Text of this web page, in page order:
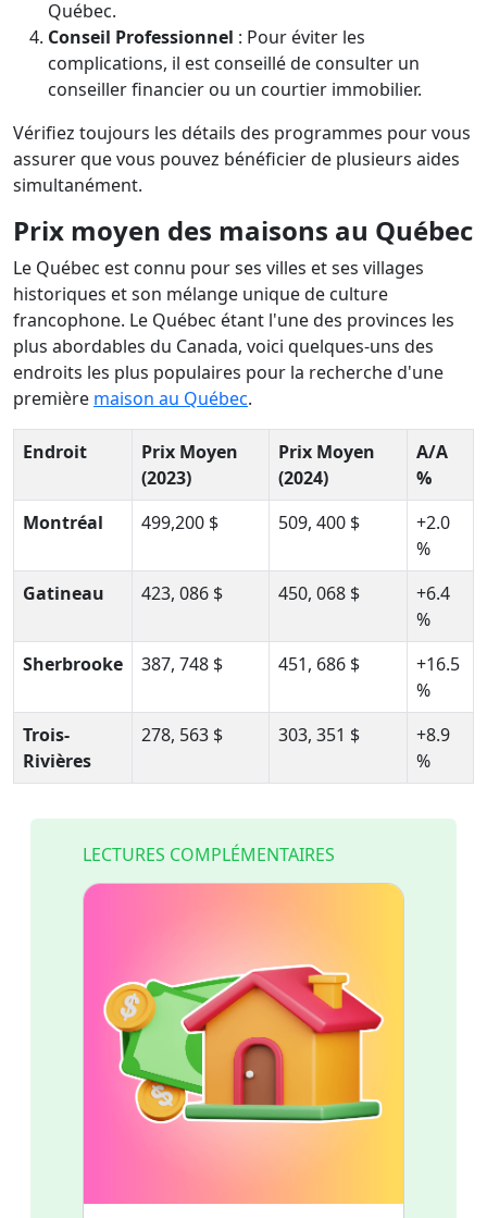
Québec.
Conseil Professionnel : Pour éviter les
complications, il est conseillé de consulter un
conseiller financier ou un courtier immobilier.
Vérifiez toujours les détails des programmes pour vous
assurer que vous pouvez bénéficier de plusieurs aides
simultanément.
Prix moyen des maisons au Québec
Le Québec est connu pour ses villes et ses villages
historiques et son mélange unique de culture
francophone. Le Québec étant l'une des provinces les
plus abordables du Canada, voici quelques-uns des
endroits les plus populaires pour la recherche d'une
première maison au Québec.
Endroit
Prix Moyen
(2023)
Prix Moyen
(2024)
A/A
%
Montréal
499,200 $ 509, 400 $
+2.0
%
Gatineau
423, 086 $ 450, 068 $
+6.4
%
Sherbrooke
387, 748 $ 451, 686 $
+16.5
%
Trois-
Rivières
278, 563 $ 303, 351 $
+8.9
%
LECTURES COMPLÉMENTAIRES